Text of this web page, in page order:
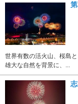
世界有数の活火山、桜島
雄大な自然を背景に、...